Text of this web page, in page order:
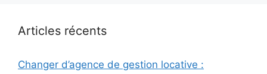
Articles récents
Changer d’agence de gestion locative :